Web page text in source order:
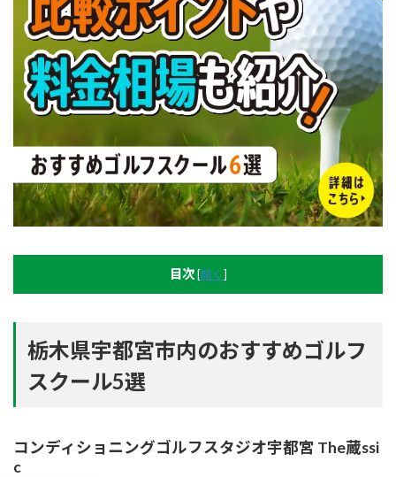
目次 [開く ]
栃木県宇都宮市内のおすすめゴルフ
スクール5選
コンディショニングゴルフスタジオ宇都宮 The蔵ssi
c